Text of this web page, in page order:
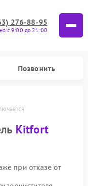
276-88-95
с 9:00 до 21:00
Позвонить
Kitfort
при отказе от